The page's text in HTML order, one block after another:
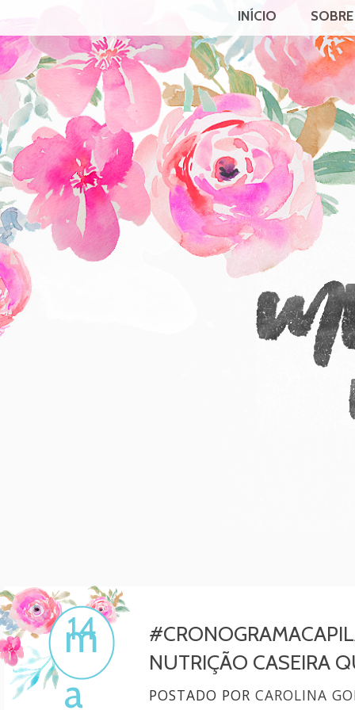
INÍCIO SOBRE
14
m
a
NUTRIÇÃO CASEIRA
POSTADO POR CAROLINA